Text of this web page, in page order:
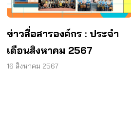
ข่าวสื่อสารองค์กร : ประจำ
เดือนสิงหาคม 2567
16 สิงหาคม 2567